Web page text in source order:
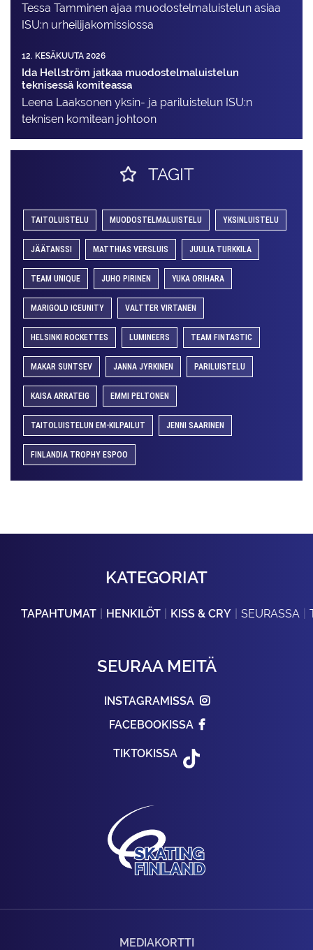
Tessa Tamminen ajaa muodostelma­luistelun asiaa
ISU:n urheilija­komissiossa
12. KESÄKUUTA 2026
Ida Hellström jatkaa muodostelmaluistelun
teknisessä komiteassa
Leena Laaksonen yksin- ja pariluistelun ISU:n
teknisen komitean johtoon
TAGIT
TAITOLUISTELU MUODOSTELMALUISTELU YKSINLUISTELU
JÄÄTANSSI MATTHIAS VERSLUIS JUULIA TURKKILA
TEAM UNIQUE JUHO PIRINEN YUKA ORIHARA
MARIGOLD ICEUNITY VALTTER VIRTANEN
HELSINKI ROCKETTES LUMINEERS TEAM FINTASTIC
MAKAR SUNTSEV JANNA JYRKINEN PARILUISTELU
KAISA ARRATEIG EMMI PELTONEN
TAITOLUISTELUN EM-KILPAILUT JENNI SAARINEN
FINLANDIA TROPHY ESPOO
KATEGORIAT
TAPAHTUMAT HENKILÖT KISS & CRY SEURASSA
SEURAA MEITÄ
INSTAGRAMISSA
FACEBOOKISSA
TIKTOKISSA
MEDIAKORTTI